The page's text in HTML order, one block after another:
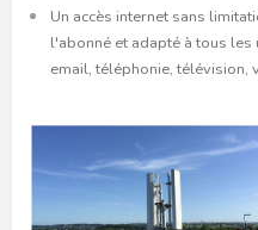
Un accès internet sans
l'abonné et adapté à tous
email, téléphonie, télévision,